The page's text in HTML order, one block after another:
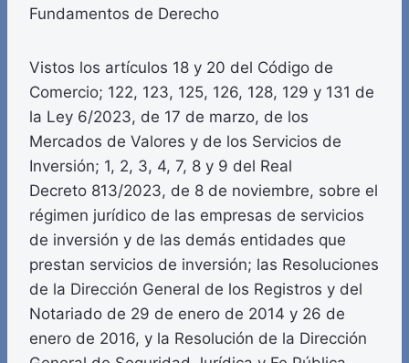
Fundamentos de Derecho
Vistos los artículos 18 y 20 del Código de
Comercio; 122, 123, 125, 126, 128, 129 y 131 de
la Ley 6/2023, de 17 de marzo, de los
Mercados de Valores y de los Servicios de
Inversión; 1, 2, 3, 4, 7, 8 y 9 del Real
Decreto 813/2023, de 8 de noviembre, sobre el
régimen jurídico de las empresas de servicios
de inversión y de las demás entidades que
prestan servicios de inversión; las Resoluciones
de la Dirección General de los Registros y del
Notariado de 29 de enero de 2014 y 26 de
enero de 2016, y la Resolución de la Dirección